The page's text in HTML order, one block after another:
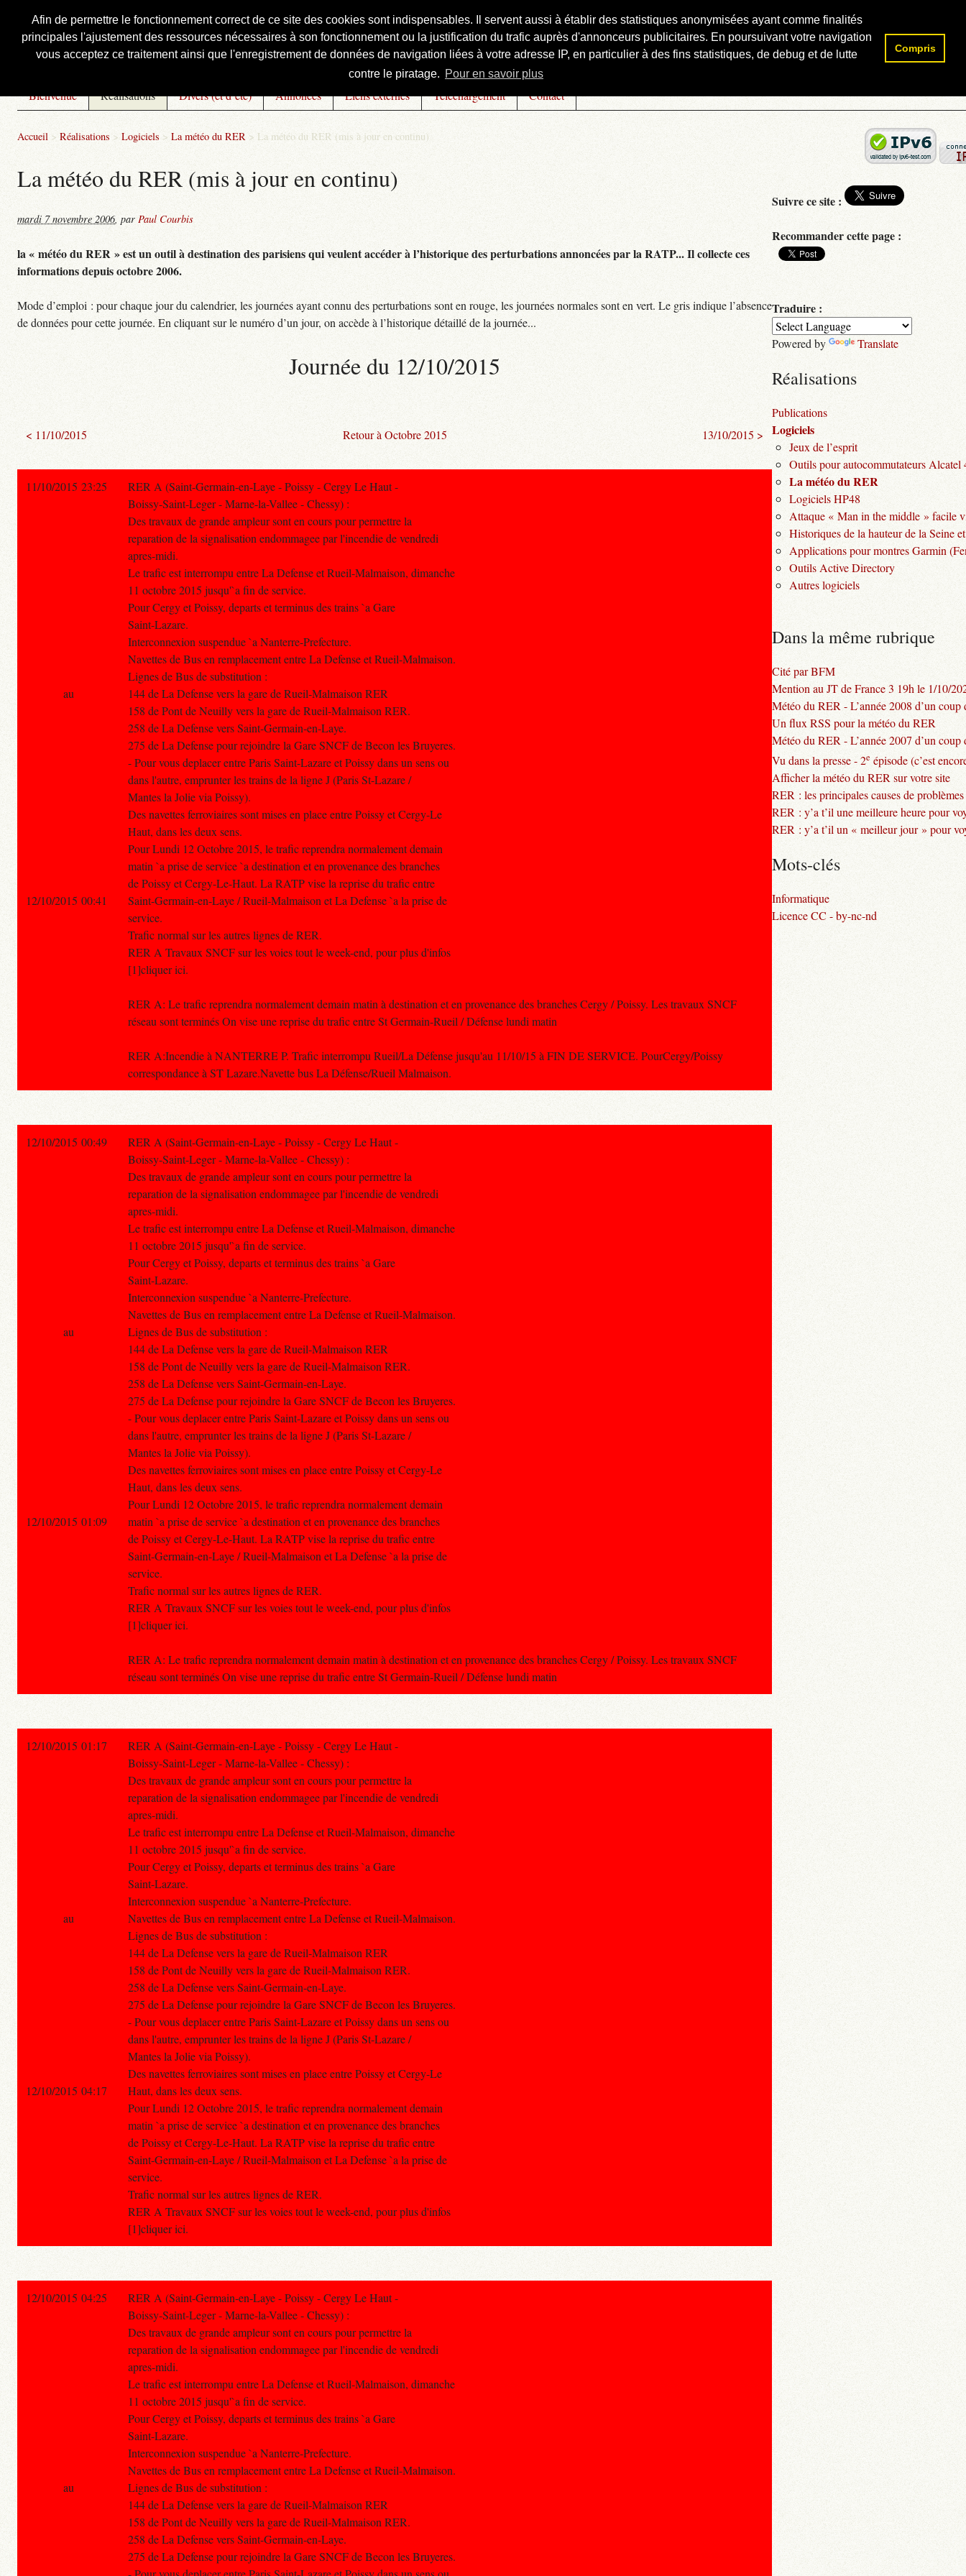
Afin de permettre le fonctionnement correct de ce site des cookies sont indispensables. Il servent aussi à établir des statistiques anonymisées ayant comme finalités
principales l'ajustement des ressources nécessaires à son fonctionnement ou la justification du trafic auprès d'annonceurs publicitaires. En poursuivant votre navigation
vous acceptez ce traitement ainsi que l'enregistrement de données de navigation liées à votre adresse IP, en particulier à des fins statistiques, de debug et de lutte
contre le piratage. Pour en savoir plus
Compris
Courbis, « LE » Blog Officiel
Bienvenue Réalisations Divers (et d’été) Annonces Liens externes Téléchargement Contact
Accueil > Réalisations > Logiciels > La météo du RER > La météo du RER (mis à jour en continu)
La météo du RER (mis à jour en continu)
mardi 7 novembre 2006, par Paul Courbis
la « météo du RER » est un outil à destination des parisiens qui veulent accéder à l’historique des perturbations annoncées par la RATP... Il collecte ces
informations depuis octobre 2006.
Mode d’emploi : pour chaque jour du calendrier, les journées ayant connu des perturbations sont en rouge, les journées normales sont en vert. Le gris indique l’absence
de données pour cette journée. En cliquant sur le numéro d’un jour, on accède à l’historique détaillé de la journée...
Journée du 12/10/2015
< 11/10/2015 Retour à Octobre 2015 13/10/2015 >
11/10/2015 23:25
RER A (Saint-Germain-en-Laye - Poissy - Cergy Le Haut -
Boissy-Saint-Leger - Marne-la-Vallee - Chessy) :
Des travaux de grande ampleur sont en cours pour permettre la
reparation de la signalisation endommagee par l'incendie de vendredi
apres-midi.
Le trafic est interrompu entre La Defense et Rueil-Malmaison, dimanche
11 octobre 2015 jusqu'`a fin de service.
Pour Cergy et Poissy, departs et terminus des trains `a Gare
Saint-Lazare.
Interconnexion suspendue `a Nanterre-Prefecture.
Navettes de Bus en remplacement entre La Defense et Rueil-Malmaison.
Lignes de Bus de substitution :
144 de La Defense vers la gare de Rueil-Malmaison RER
158 de Pont de Neuilly vers la gare de Rueil-Malmaison RER.
258 de La Defense vers Saint-Germain-en-Laye.
275 de La Defense pour rejoindre la Gare SNCF de Becon les Bruyeres.
- Pour vous deplacer entre Paris Saint-Lazare et Poissy dans un sens ou
dans l'autre, emprunter les trains de la ligne J (Paris St-Lazare /
Mantes la Jolie via Poissy).
Des navettes ferroviaires sont mises en place entre Poissy et Cergy-Le
Haut, dans les deux sens.
Pour Lundi 12 Octobre 2015, le trafic reprendra normalement demain
matin `a prise de service `a destination et en provenance des branches
de Poissy et Cergy-Le-Haut. La RATP vise la reprise du trafic entre
Saint-Germain-en-Laye / Rueil-Malmaison et La Defense `a la prise de
service.
Trafic normal sur les autres lignes de RER.
RER A Travaux SNCF sur les voies tout le week-end, pour plus d'infos
[1]cliquer ici.
RER A: Le trafic reprendra normalement demain matin à destination et en provenance des branches Cergy / Poissy. Les travaux SNCF
réseau sont terminés On vise une reprise du trafic entre St Germain-Rueil / Défense lundi matin
RER A:Incendie à NANTERRE P. Trafic interrompu Rueil/La Défense jusqu'au 11/10/15 à FIN DE SERVICE. PourCergy/Poissy
correspondance à ST Lazare.Navette bus La Défense/Rueil Malmaison.
au
12/10/2015 00:41
12/10/2015 00:49
RER A (Saint-Germain-en-Laye - Poissy - Cergy Le Haut -
Boissy-Saint-Leger - Marne-la-Vallee - Chessy) :
Des travaux de grande ampleur sont en cours pour permettre la
reparation de la signalisation endommagee par l'incendie de vendredi
apres-midi.
Le trafic est interrompu entre La Defense et Rueil-Malmaison, dimanche
11 octobre 2015 jusqu'`a fin de service.
Pour Cergy et Poissy, departs et terminus des trains `a Gare
Saint-Lazare.
Interconnexion suspendue `a Nanterre-Prefecture.
Navettes de Bus en remplacement entre La Defense et Rueil-Malmaison.
Lignes de Bus de substitution :
144 de La Defense vers la gare de Rueil-Malmaison RER
158 de Pont de Neuilly vers la gare de Rueil-Malmaison RER.
258 de La Defense vers Saint-Germain-en-Laye.
275 de La Defense pour rejoindre la Gare SNCF de Becon les Bruyeres.
- Pour vous deplacer entre Paris Saint-Lazare et Poissy dans un sens ou
dans l'autre, emprunter les trains de la ligne J (Paris St-Lazare /
Mantes la Jolie via Poissy).
Des navettes ferroviaires sont mises en place entre Poissy et Cergy-Le
Haut, dans les deux sens.
Pour Lundi 12 Octobre 2015, le trafic reprendra normalement demain
matin `a prise de service `a destination et en provenance des branches
de Poissy et Cergy-Le-Haut. La RATP vise la reprise du trafic entre
Saint-Germain-en-Laye / Rueil-Malmaison et La Defense `a la prise de
service.
Trafic normal sur les autres lignes de RER.
RER A Travaux SNCF sur les voies tout le week-end, pour plus d'infos
[1]cliquer ici.
RER A: Le trafic reprendra normalement demain matin à destination et en provenance des branches Cergy / Poissy. Les travaux SNCF
réseau sont terminés On vise une reprise du trafic entre St Germain-Rueil / Défense lundi matin
au
12/10/2015 01:09
12/10/2015 01:17
RER A (Saint-Germain-en-Laye - Poissy - Cergy Le Haut -
Boissy-Saint-Leger - Marne-la-Vallee - Chessy) :
Des travaux de grande ampleur sont en cours pour permettre la
reparation de la signalisation endommagee par l'incendie de vendredi
apres-midi.
Le trafic est interrompu entre La Defense et Rueil-Malmaison, dimanche
11 octobre 2015 jusqu'`a fin de service.
Pour Cergy et Poissy, departs et terminus des trains `a Gare
Saint-Lazare.
Interconnexion suspendue `a Nanterre-Prefecture.
Navettes de Bus en remplacement entre La Defense et Rueil-Malmaison.
Lignes de Bus de substitution :
144 de La Defense vers la gare de Rueil-Malmaison RER
158 de Pont de Neuilly vers la gare de Rueil-Malmaison RER.
258 de La Defense vers Saint-Germain-en-Laye.
275 de La Defense pour rejoindre la Gare SNCF de Becon les Bruyeres.
- Pour vous deplacer entre Paris Saint-Lazare et Poissy dans un sens ou
dans l'autre, emprunter les trains de la ligne J (Paris St-Lazare /
Mantes la Jolie via Poissy).
Des navettes ferroviaires sont mises en place entre Poissy et Cergy-Le
Haut, dans les deux sens.
Pour Lundi 12 Octobre 2015, le trafic reprendra normalement demain
matin `a prise de service `a destination et en provenance des branches
de Poissy et Cergy-Le-Haut. La RATP vise la reprise du trafic entre
Saint-Germain-en-Laye / Rueil-Malmaison et La Defense `a la prise de
service.
Trafic normal sur les autres lignes de RER.
RER A Travaux SNCF sur les voies tout le week-end, pour plus d'infos
[1]cliquer ici.
au
12/10/2015 04:17
12/10/2015 04:25
RER A (Saint-Germain-en-Laye - Poissy - Cergy Le Haut -
Boissy-Saint-Leger - Marne-la-Vallee - Chessy) :
Des travaux de grande ampleur sont en cours pour permettre la
reparation de la signalisation endommagee par l'incendie de vendredi
apres-midi.
Le trafic est interrompu entre La Defense et Rueil-Malmaison, dimanche
11 octobre 2015 jusqu'`a fin de service.
Pour Cergy et Poissy, departs et terminus des trains `a Gare
Saint-Lazare.
Interconnexion suspendue `a Nanterre-Prefecture.
Navettes de Bus en remplacement entre La Defense et Rueil-Malmaison.
Lignes de Bus de substitution :
144 de La Defense vers la gare de Rueil-Malmaison RER
158 de Pont de Neuilly vers la gare de Rueil-Malmaison RER.
258 de La Defense vers Saint-Germain-en-Laye.
275 de La Defense pour rejoindre la Gare SNCF de Becon les Bruyeres.
au
Rechercher :
Suivre ce site :
Recommander cette page :
Traduire :
Powered by Translate
Réalisations
Publications
Logiciels
Jeux de l’esprit
Outils pour autocommutateurs Alcatel
La météo du RER
Logiciels HP48
Attaque « Man in the middle » facile
Historiques de la hauteur de la Seine
Applications pour montres Garmin
Outils Active Directory
Autres logiciels
Dans la même rubrique
Cité par BFM
Mention au JT de France 3 19h le 1/10/
Météo du RER - L’année 2008 d’un coup
Un flux RSS pour la météo du RER
Météo du RER - L’année 2007 d’un coup
Vu dans la presse - 2e épisode (c’est
Afficher la météo du RER sur votre site
RER : les principales causes de problèmes
RER : y’a t’il une meilleure heure pour
RER : y’a t’il un « meilleur jour » pour
Mots-clés
Informatique
Licence CC - by-nc-nd